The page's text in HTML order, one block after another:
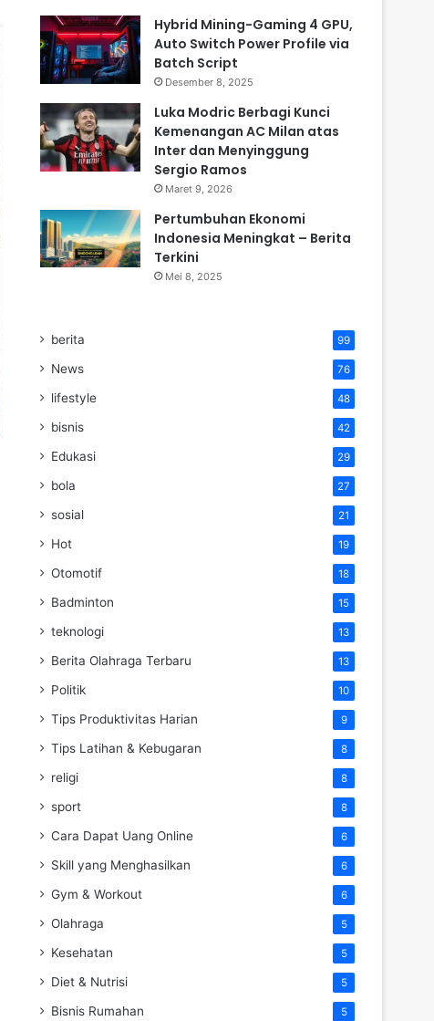
Hybrid Mining-Gaming 4 GPU,
Auto Switch Power Profile via
Batch Script
Desember 8, 2025
Luka Modric Berbagi Kunci
Kemenangan AC Milan atas
Inter dan Menyinggung
Sergio Ramos
Maret 9, 2026
Pertumbuhan Ekonomi
Indonesia Meningkat – Berita
Terkini
Mei 8, 2025
berita 99
News 76
lifestyle 48
bisnis 42
Edukasi 29
bola 27
sosial 21
Hot 19
Otomotif 18
Badminton 15
teknologi 13
Berita Olahraga Terbaru 13
Politik 10
Tips Produktivitas Harian 9
Tips Latihan & Kebugaran 8
religi 8
sport 8
Cara Dapat Uang Online 6
Skill yang Menghasilkan 6
Gym & Workout 6
Olahraga 5
Kesehatan 5
Diet & Nutrisi 5
Bisnis Rumahan 5